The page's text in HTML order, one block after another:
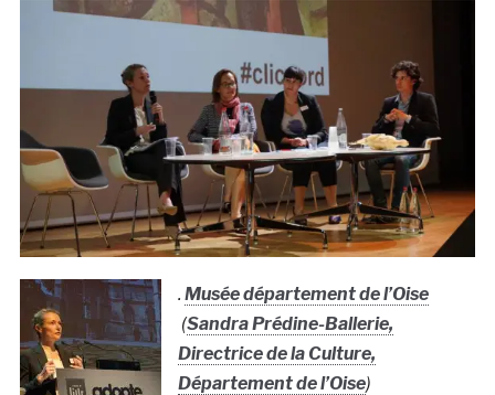
. Musée département de l’Oise
(Sandra Prédine-Ballerie,
Directrice de la Culture,
Département de l’Oise)